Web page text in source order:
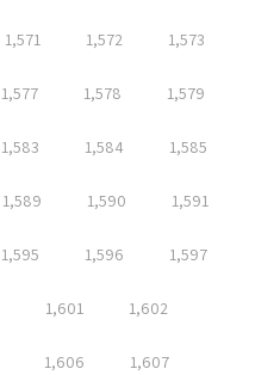
1,571 1,572 1,573
1,577 1,578 1,579
1,583 1,584 1,585
1,589 1,590 1,591
1,595 1,596 1,597
1,601 1,602
1,606 1,607